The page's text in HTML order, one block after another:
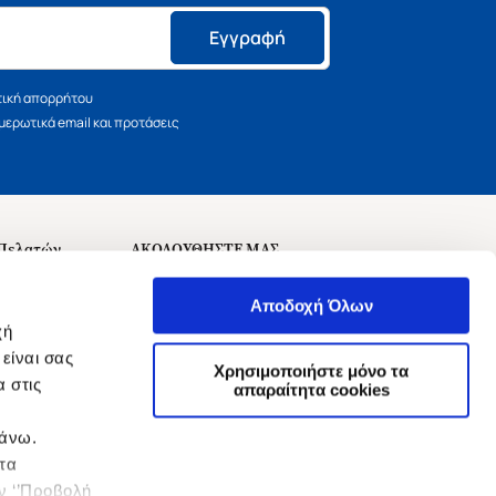
σας
στις
‘’Προβολή
Αποδοχή Όλων
Χρησιμοποιήστε μόνο τα
απαραίτητα cookies
Εγγραφή
απορρήτου
email και προτάσεις
ΑΚΟΛΟΥΘΗΣΤΕ ΜΑΣ